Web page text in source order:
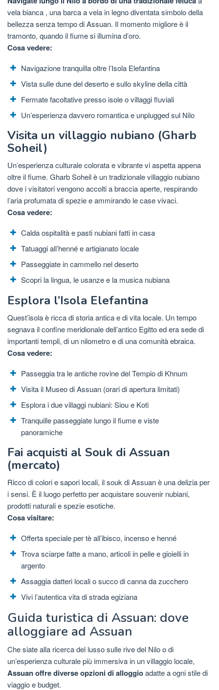
vela bianca , una barca a vela in legno diventata simbolo della
bellezza senza tempo di Assuan. Il momento migliore è il
tramonto, quando il fiume si illumina d’oro.
Cosa vedere:
Navigazione tranquilla oltre l’Isola Elefantina
Vista sulle dune del deserto e sullo skyline della città
Fermate facoltative presso isole o villaggi fluviali
Un’esperienza davvero romantica e unplugged sul Nilo
Visita un villaggio nubiano (Gharb
Soheil)
Un’esperienza culturale colorata e vibrante vi aspetta appena
oltre il fiume. Gharb Soheil è un tradizionale villaggio nubiano
dove i visitatori vengono accolti a braccia aperte, respirando
l’aria profumata di spezie e ammirando le case vivaci.
Cosa vedere:
Calda ospitalità e pasti nubiani fatti in casa
Tatuaggi all’henné e artigianato locale
Passeggiate in cammello nel deserto
Scopri la lingua, le usanze e la musica nubiana
Esplora l’Isola Elefantina
Quest’isola è ricca di storia antica e di vita locale. Un tempo
segnava il confine meridionale dell’antico Egitto ed era sede di
importanti templi, di un nilometro e di una comunità ebraica.
Cosa vedere:
Passeggia tra le antiche rovine del Tempio di Khnum
Visita il Museo di Assuan (orari di apertura limitati)
Esplora i due villaggi nubiani: Siou e Koti
Tranquille passeggiate lungo il fiume e viste
panoramiche
Fai acquisti al Souk di Assuan
(mercato)
Ricco di colori e sapori locali, il souk di Assuan è una delizia per
i sensi. È il luogo perfetto per acquistare souvenir nubiani,
prodotti naturali e spezie esotiche.
Cosa visitare:
Offerta speciale per tè all’ibisco, incenso e henné
Trova sciarpe fatte a mano, articoli in pelle e gioielli in
argento
Assaggia datteri locali o succo di canna da zucchero
Vivi l’autentica vita di strada egiziana
Guida turistica di Assuan: dove
alloggiare ad Assuan
Che siate alla ricerca del lusso sulle rive del Nilo o di
un’esperienza culturale più immersiva in un villaggio locale,
Assuan offre diverse opzioni di alloggioadatte a ogni stile di
viaggio e budget.